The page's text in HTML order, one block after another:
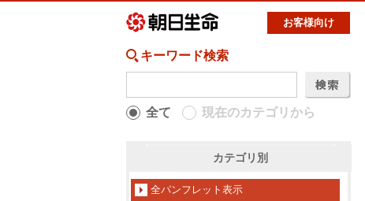
お客様向け
キーワード検索
全て 現在のカテゴリから
カテゴリ別
全パンフレット表示